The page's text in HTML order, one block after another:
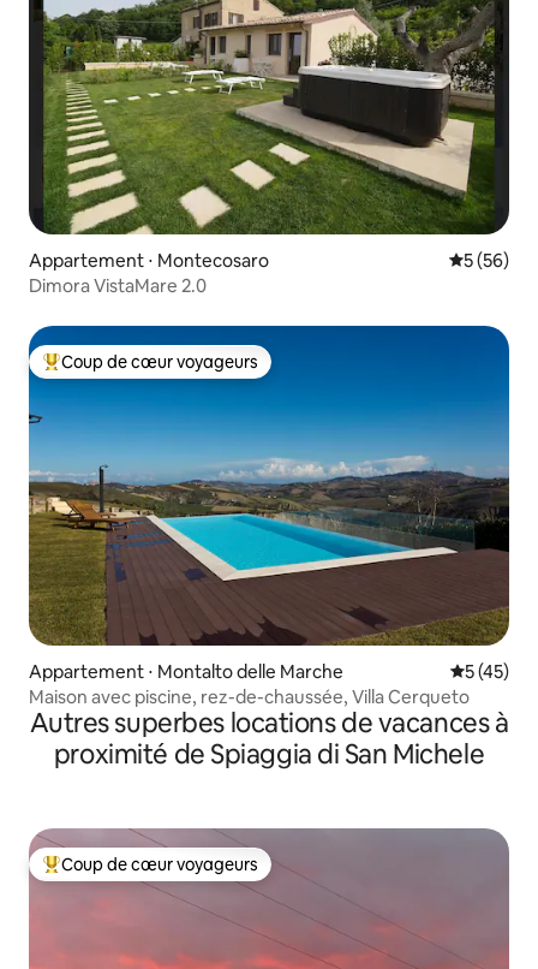
Appartement ⋅ Montecosaro
5 (56)
Dimora VistaMare 2.0
Coups de cœur voyageurs les plus appréciés
Coup de cœur voyageurs
Appartement ⋅ Montalto delle Marche
5 (45)
Maison avec piscine, rez-de-chaussée, Villa Cerqueto
Autres superbes locations de vacances à
proximité de Spiaggia di San Michele
Coups de cœur voyageurs les plus appréciés
Coup de cœur voyageurs